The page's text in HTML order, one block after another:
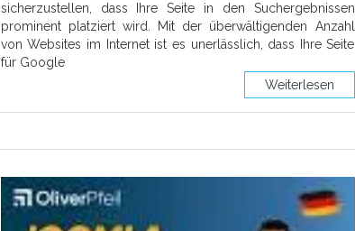
sicherzustellen, dass Ihre Seite in den Suchergebnissen
prominent platziert wird. Mit der überwältigenden Anzahl
von Websites im Internet ist es unerlässlich, dass Ihre Seite
für Google
Weiterlesen